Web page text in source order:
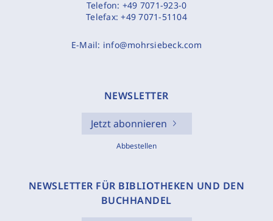
Telefon: +49 7071-923-0
Telefax:+49 7071-51104
E-Mail: info@mohrsiebeck.com
NEWSLETTER
Jetzt abonnieren
Abbestellen
NEWSLETTER FÜR BIBLIOTHEKEN UND DEN
BUCHHANDEL